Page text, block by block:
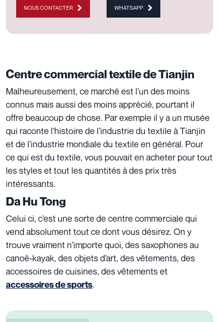
NOUS CONTACTER WHATSAPP
Centre commercial textile de Tianjin
Malheureusement, ce marché est l’un des moins
connus mais aussi des moins apprécié, pourtant il
offre beaucoup de chose. Par exemple il y a un musée
qui raconte l’histoire de l’industrie du textile à Tianjin
et de l’industrie mondiale du textile en général. Pour
ce qui est du textile, vous pouvait en acheter pour tout
les styles et tout les quantités à des prix très
intéressants.
Da Hu Tong
Celui ci, c’est une sorte de centre commerciale qui
vend absolument tout ce dont vous désirez. On y
trouve vraiment n’importe quoi, des saxophones au
canoë-kayak, des objets d’art, des vêtements, des
accessoires de cuisines, des vêtements et
accessoires de sports.